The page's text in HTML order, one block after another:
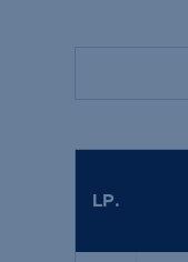
LP.